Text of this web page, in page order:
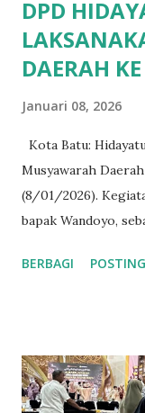
DPD
DAERAH
Januari 08, 2026
Kota Batu:
Musyawarah
(8/01/2026).
bapak Wandoyo,
"Demi dakwah dan
naungan DPD
Ma'had
BERBAGI